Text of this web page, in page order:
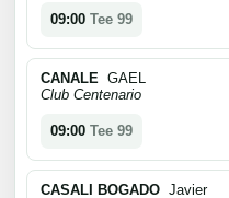
09:00 Tee 99
CANALE GAEL
Club Centenario
09:00 Tee 99
CASALI BOGADO Javier